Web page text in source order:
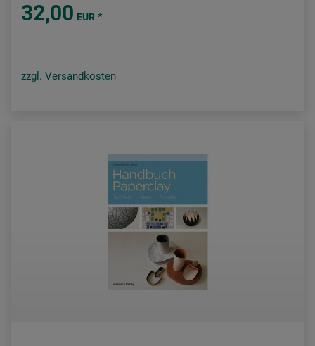
32,00 EUR *
zzgl. Versandkosten